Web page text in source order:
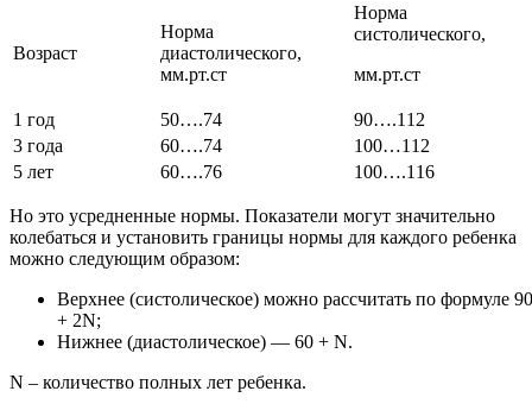
Возраст
Норма
диастолического,
мм.рт.ст
Норма
систолического,
мм.рт.ст
1 год 50….74
90….112
3 года
60….74
100…112
5 лет
60….76 100….116
Но это усредненные нормы. Показатели могут значительно
колебаться и установить границы нормы для каждого ребенка
можно следующим образом:
Верхнее (систолическое) можно рассчитать по формуле 90
+ 2N;
Нижнее (диастолическое) — 60 + N.
N – количество полных лет ребенка.